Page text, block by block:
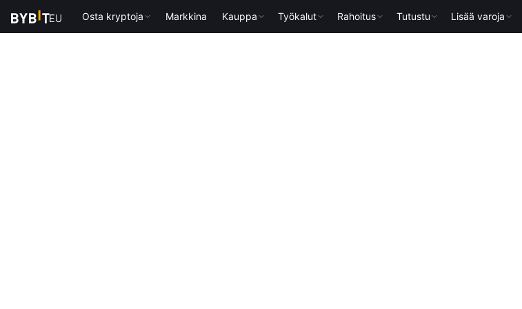
Osta kryptoja Markkina Kauppa Työkalut Rahoitus Tutustu Lisää varoja